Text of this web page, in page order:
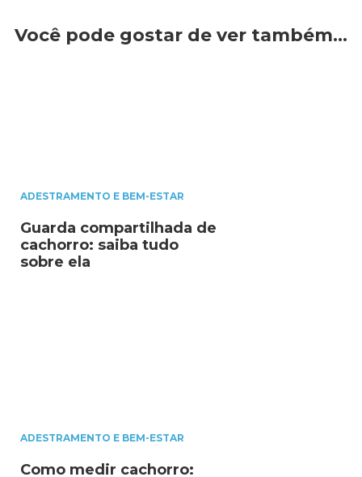
Você pode gostar de ver também…
ADESTRAMENTO E BEM-ESTAR
Guarda compartilhada de
cachorro: saiba tudo
sobre ela
ADESTRAMENTO E BEM-ESTAR
Como medir cachorro: